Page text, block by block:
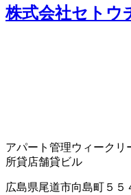
株式会社セトウ
アパート管理ウィークリ
所貸店舗貸ビル
広島県尾道市向島町５５